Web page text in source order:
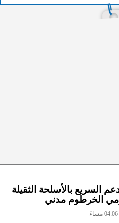
السريع بالأسلحة الثقيلة
الخرطوم مدني